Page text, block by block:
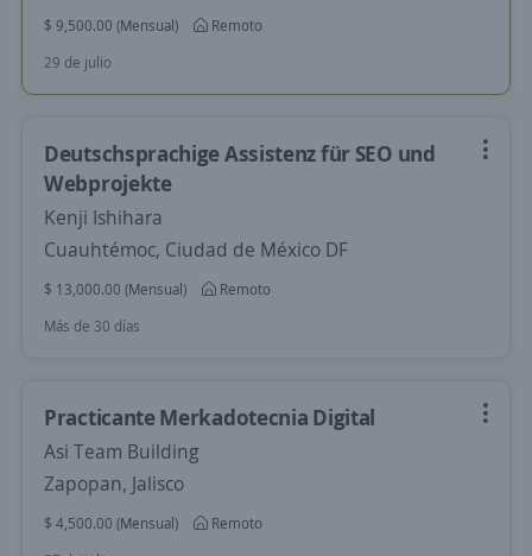
$ 9,500.00 (Mensual)
Remoto
29 de julio
Deutschsprachige Assistenz für SEO und
Webprojekte
Kenji Ishihara
Cuauhtémoc, Ciudad de México DF
$ 13,000.00 (Mensual)
Remoto
Más de 30 días
Practicante Merkadotecnia Digital
Asi Team Building
Zapopan, Jalisco
$ 4,500.00 (Mensual)
Remoto